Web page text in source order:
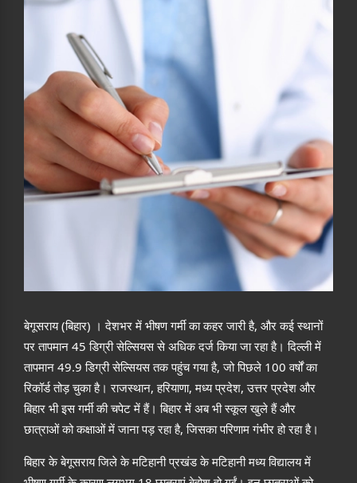
बेगूसराय (बिहार) । देशभर में भीषण गर्मी का कहर जारी है, और कई स्थानों
पर तापमान 45 डिग्री सेल्सियस से अधिक दर्ज किया जा रहा है। दिल्ली में
तापमान 49.9 डिग्री सेल्सियस तक पहुंच गया है, जो पिछले 100 वर्षों का
रिकॉर्ड तोड़ चुका है। राजस्थान, हरियाणा, मध्य प्रदेश, उत्तर प्रदेश और
बिहार भी इस गर्मी की चपेट में हैं। बिहार में अब भी स्कूल खुले हैं और
छात्राओं को कक्षाओं में जाना पड़ रहा है, जिसका परिणाम गंभीर हो रहा है।
बिहार के बेगूसराय जिले के मटिहानी प्रखंड के मटिहानी मध्य विद्यालय में